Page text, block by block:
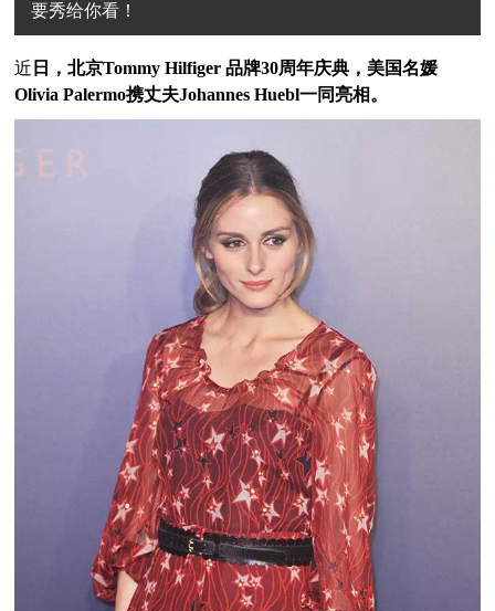
要秀给你看！
近 日，北京Tommy Hilfiger 品牌30周年庆典，美国名媛
Olivia Palermo携丈夫Johannes Huebl一同亮相。